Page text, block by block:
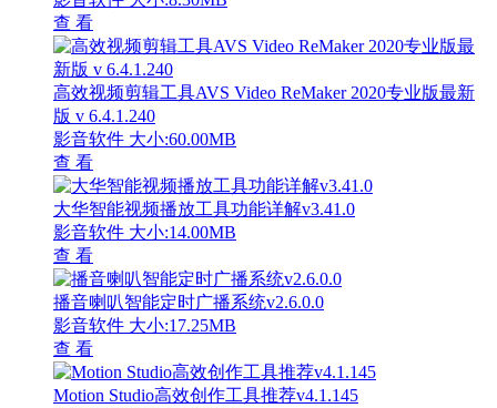
查 看
高效视频剪辑工具AVS Video ReMaker 2020专业版最新
版 v 6.4.1.240
影音软件 大小:60.00MB
查 看
大华智能视频播放工具功能详解v3.41.0
影音软件 大小:14.00MB
查 看
播音喇叭智能定时广播系统v2.6.0.0
影音软件 大小:17.25MB
查 看
Motion Studio高效创作工具推荐v4.1.145